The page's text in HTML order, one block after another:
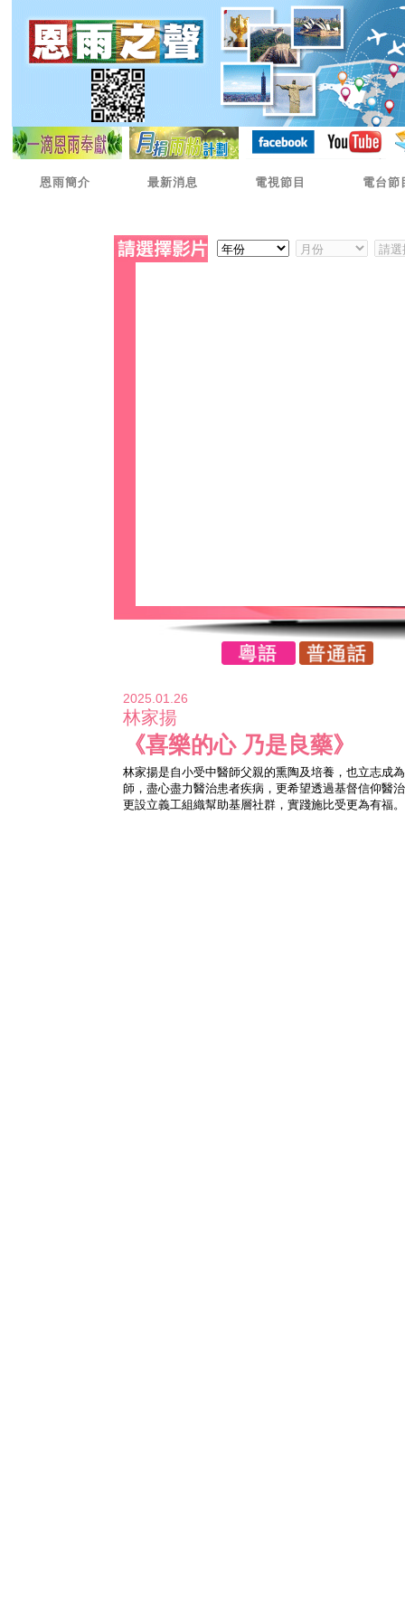
恩雨簡介 最新消息 電視節目 電台節
2025.01.26
林家揚
《喜樂的心 乃是良藥》
林家揚是自小受中醫師父親的熏陶及培養，也立志成
師，盡心盡力醫治患者疾病，更希望透過基督信仰醫
更設立義工組織幫助基層社群，實踐施比受更為有福。